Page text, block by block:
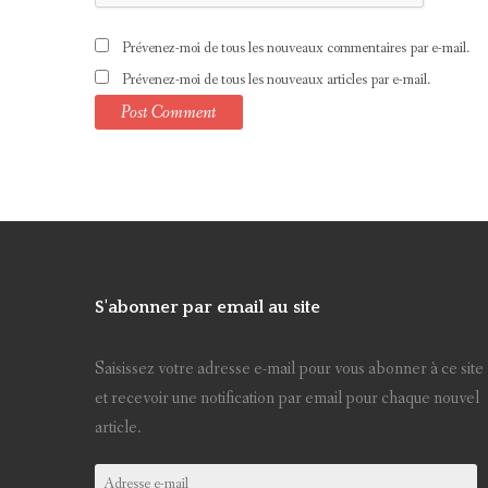
Prévenez-moi de tous les nouveaux commentaires par e-mail.
Prévenez-moi de tous les nouveaux articles par e-mail.
S'abonner par email au site
Saisissez votre adresse e-mail pour vous abonner à ce site
et recevoir une notification par email pour chaque nouvel
article.
Adresse